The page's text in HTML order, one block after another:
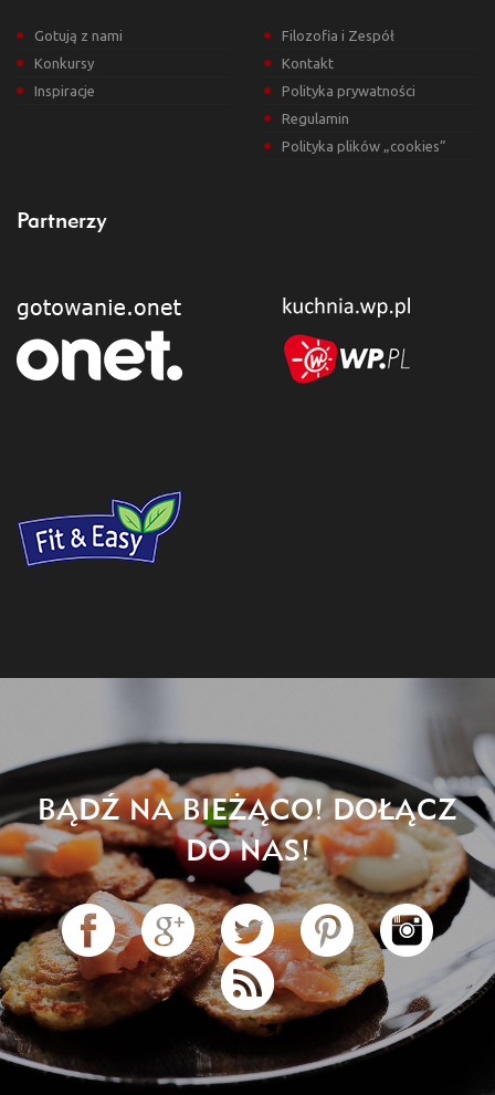
Gotują z nami
Konkursy
Inspiracje
Filozofia i Zespół
Kontakt
Polityka prywatności
Regulamin
Polityka plików „cookies”
Partnerzy
BĄDŹ NA BIEŻĄCO! DOŁĄCZ
DO NAS!